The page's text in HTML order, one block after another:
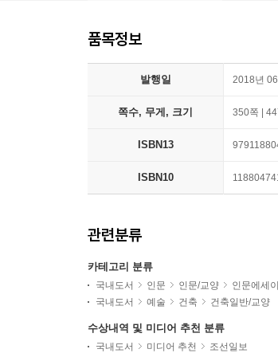
품목정보
발행일 2018년
쪽수, 무게, 크기 350쪽 |
ISBN13
ISBN10
관련분류
카테고리 분류
국내도서 인문 인문/교양
인문에세이
국내도서
예술 건축 건축일반/교양
수상내역 및 미디어 추천 분류
국내도서 미디어 추천
조선일보